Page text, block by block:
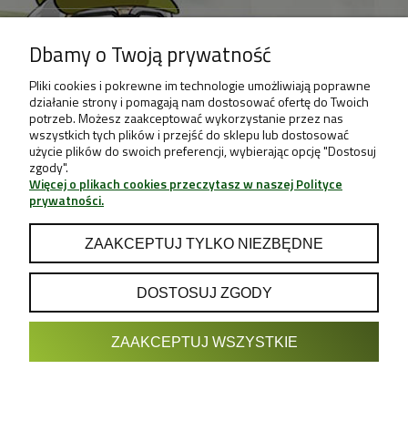
Projekt & Support:GRUPA
POKAŻ PEŁNĄ WERSJĘ STRONY
Sklep internetowy Shoper.pl
Dbamy o Twoją prywatność
Pliki cookies i pokrewne im technologie umożliwiają poprawne
działanie strony i pomagają nam dostosować ofertę do Twoich
potrzeb. Możesz zaakceptować wykorzystanie przez nas
wszystkich tych plików i przejść do sklepu lub dostosować
użycie plików do swoich preferencji, wybierając opcję "Dostosuj
zgody".
Więcej o plikach cookies przeczytasz w naszej Polityce
prywatności.
ZAAKCEPTUJ TYLKO NIEZBĘDNE
DOSTOSUJ ZGODY
ZAAKCEPTUJ WSZYSTKIE